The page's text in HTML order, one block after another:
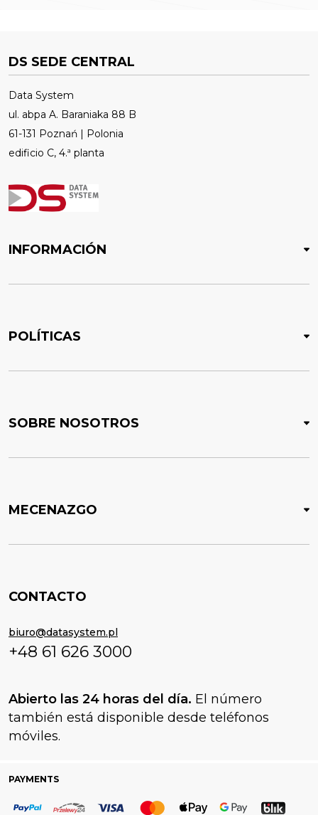
DS SEDE CENTRAL
Data System
ul. abpa A. Baraniaka 88 B
61-131 Poznań | Polonia
edificio C, 4.ª planta
INFORMACIÓN
POLÍTICAS
SOBRE NOSOTROS
MECENAZGO
CONTACTO
biuro@datasystem.pl
+48 61 626 3000
Abierto las 24 horas del día. El número
también está disponible desde teléfonos
móviles.
PAYMENTS